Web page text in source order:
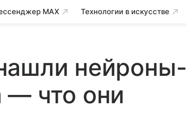
MAX Технологии в искусстве
нейроны-
— что они